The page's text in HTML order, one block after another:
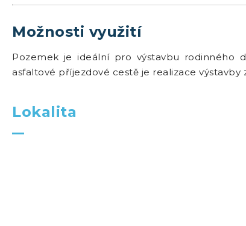
Možnosti využití
Pozemek je ideální pro výstavbu rodinného
asfaltové příjezdové cestě je realizace výstavby
Lokalita